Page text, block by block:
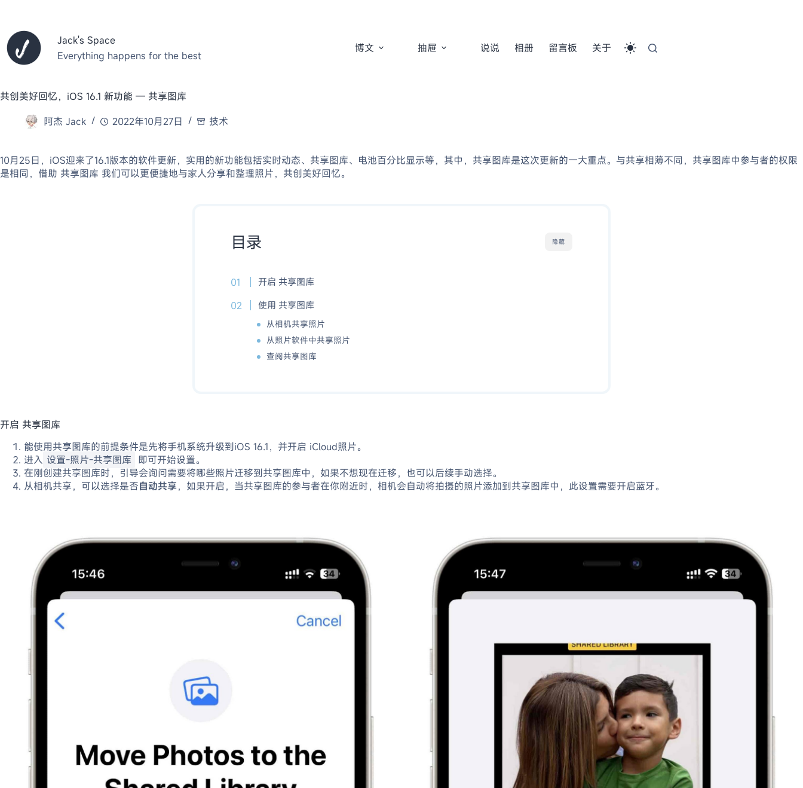
容
Jack's Space
Everything happens for the best
博文 抽屉 说说 相册 留言板 关于
共创美好回忆，iOS 16.1 新功能 — 共享图库
阿杰 Jack
2022年10月27日 技术
10月25日，iOS迎来了16.1版本的软件更新，实用的新功能包括实时动态、共享图库、电池百分比显示等，其中，共享图库是这次更新的一大重点。与共享相薄不同，共享图库中参与者的权限
是相同，借助 共享图库 我们可以更便捷地与家人分享和整理照片，共创美好回忆。
隐藏
目录
开启 共享图库
使用 共享图库
从相机共享照片
从照片软件中共享照片
查阅共享图库
开启 共享图库
能使用共享图库的前提条件是先将手机系统升级到iOS 16.1，并开启 iCloud照片。
进入 设置-照片-共享图库 即可开始设置。
在刚创建共享图库时，引导会询问需要将哪些照片迁移到共享图库中，如果不想现在迁移，也可以后续手动选择。
从相机共享，可以选择是否自动共享，如果开启，当共享图库的参与者在你附近时，相机会自动将拍摄的照片添加到共享图库中，此设置需要开启蓝牙。